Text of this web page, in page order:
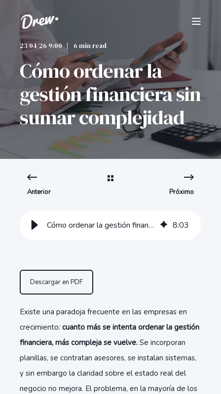
23/04/26 9:00 6 min read
Cómo ordenar la
gestión financiera sin
sumar complejidad
Anterior Próximo
Cómo ordenar la gestión financiera sin sumar complejidad 8:03
Descargar en PDF
Existe una paradoja frecuente en las empresas en
crecimiento: cuanto más se intenta ordenar la gestión
financiera, más compleja se vuelve. Se incorporan
planillas, se contratan asesores, se instalan sistemas,
y sin embargo la claridad sobre el estado real del
negocio no mejora. El problema, en la mayoría de los